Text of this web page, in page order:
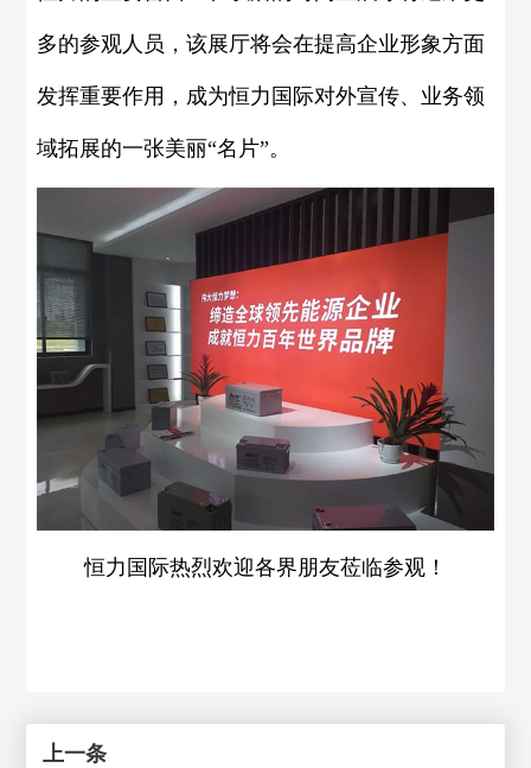
多的参观人员，该展厅将会在提高企业形象方面
发挥重要作用，成为恒力国际对外宣传、业务领
域拓展的一张美丽“名片”。
恒力国际热烈欢迎各界朋友莅临参观！
上一条